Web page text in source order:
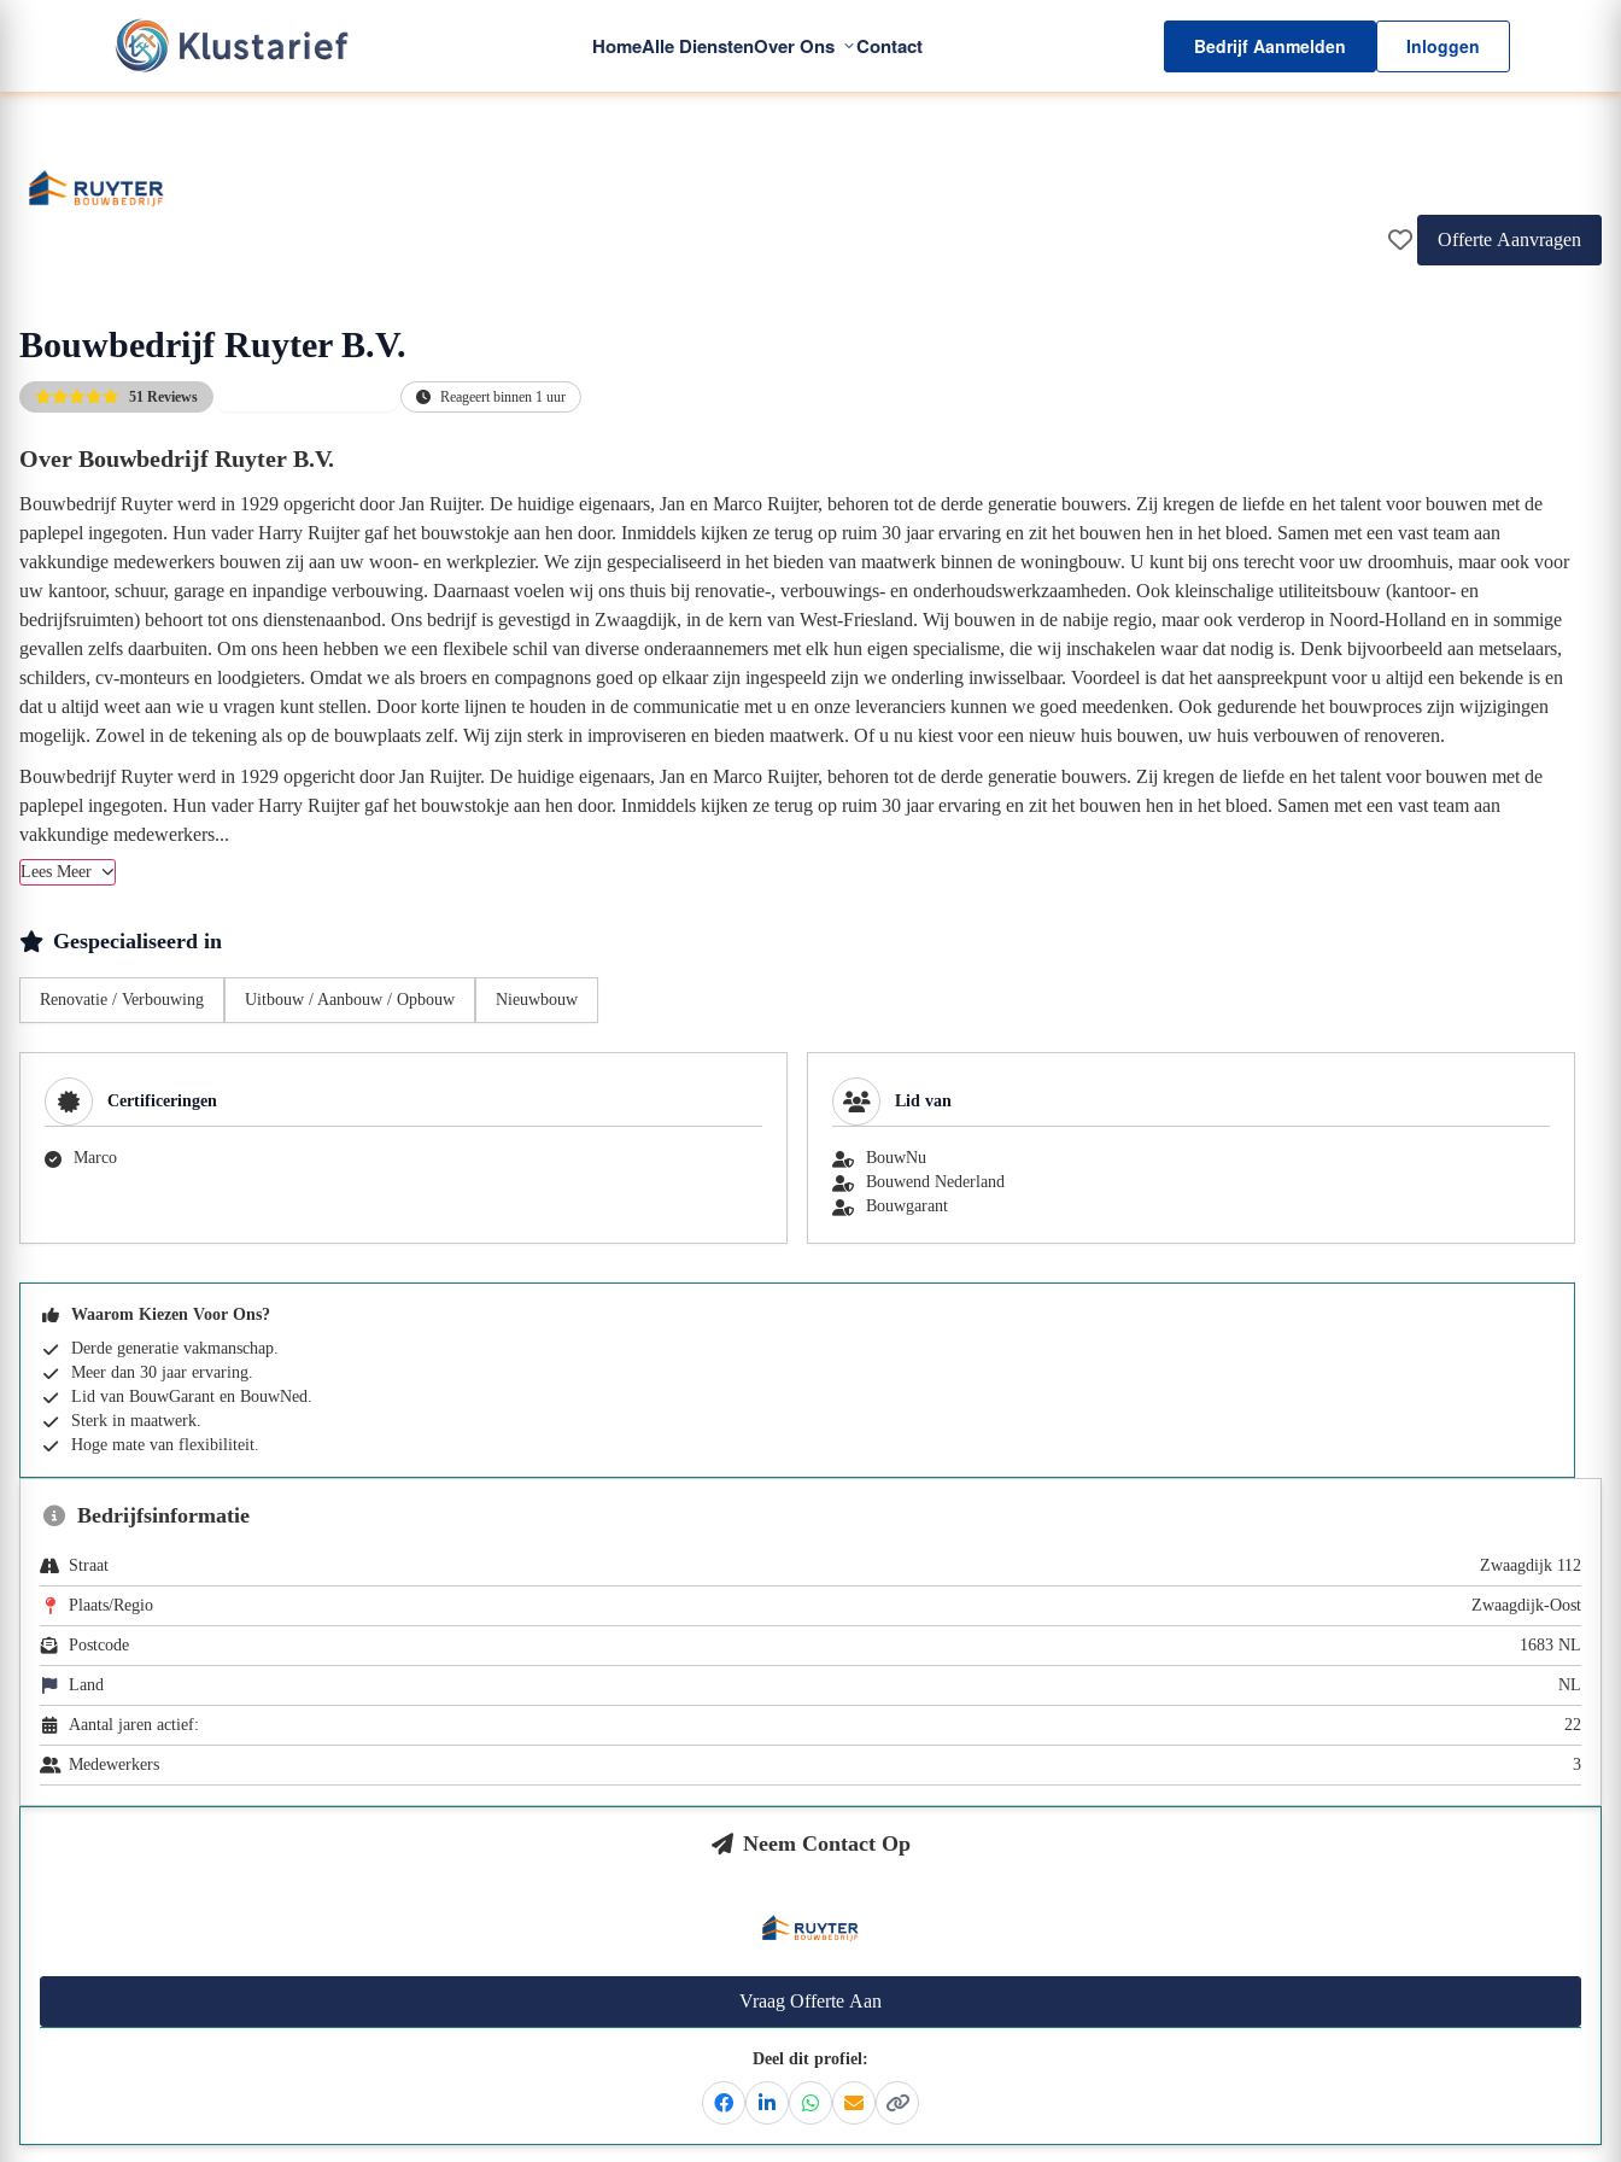
HomeAlle DienstenOver Ons Contact Bedrijf Aanmelden Inloggen
Offerte Aanvragen
Bouwbedrijf Ruyter B.V.
51 Reviews Reageert binnen 1 uur
Over Bouwbedrijf Ruyter B.V.
Bouwbedrijf Ruyter werd in 1929 opgericht door Jan Ruijter. De huidige eigenaars, Jan en Marco Ruijter, behoren tot de derde generatie bouwers. Zij kregen de liefde en het talent voor bouwen met de
paplepel ingegoten. Hun vader Harry Ruijter gaf het bouwstokje aan hen door. Inmiddels kijken ze terug op ruim 30 jaar ervaring en zit het bouwen hen in het bloed. Samen met een vast team aan
vakkundige medewerkers bouwen zij aan uw woon- en werkplezier. We zijn gespecialiseerd in het bieden van maatwerk binnen de woningbouw. U kunt bij ons terecht voor uw droomhuis, maar ook voor
uw kantoor, schuur, garage en inpandige verbouwing. Daarnaast voelen wij ons thuis bij renovatie-, verbouwings- en onderhoudswerkzaamheden. Ook kleinschalige utiliteitsbouw (kantoor- en
bedrijfsruimten) behoort tot ons dienstenaanbod. Ons bedrijf is gevestigd in Zwaagdijk, in de kern van West-Friesland. Wij bouwen in de nabije regio, maar ook verderop in Noord-Holland en in sommige
gevallen zelfs daarbuiten. Om ons heen hebben we een flexibele schil van diverse onderaannemers met elk hun eigen specialisme, die wij inschakelen waar dat nodig is. Denk bijvoorbeeld aan metselaars,
schilders, cv-monteurs en loodgieters. Omdat we als broers en compagnons goed op elkaar zijn ingespeeld zijn we onderling inwisselbaar. Voordeel is dat het aanspreekpunt voor u altijd een bekende is en
dat u altijd weet aan wie u vragen kunt stellen. Door korte lijnen te houden in de communicatie met u en onze leveranciers kunnen we goed meedenken. Ook gedurende het bouwproces zijn wijzigingen
mogelijk. Zowel in de tekening als op de bouwplaats zelf. Wij zijn sterk in improviseren en bieden maatwerk. Of u nu kiest voor een nieuw huis bouwen, uw huis verbouwen of renoveren.
Bouwbedrijf Ruyter werd in 1929 opgericht door Jan Ruijter. De huidige eigenaars, Jan en Marco Ruijter, behoren tot de derde generatie bouwers. Zij kregen de liefde en het talent voor bouwen met de
paplepel ingegoten. Hun vader Harry Ruijter gaf het bouwstokje aan hen door. Inmiddels kijken ze terug op ruim 30 jaar ervaring en zit het bouwen hen in het bloed. Samen met een vast team aan
vakkundige medewerkers...
Lees Meer
Gespecialiseerd in
Renovatie / Verbouwing Uitbouw / Aanbouw / Opbouw Nieuwbouw
Certificeringen
Marco
Lid van
BouwNu
Bouwend Nederland
Bouwgarant
Waarom Kiezen Voor Ons?
Derde generatie vakmanschap.
Meer dan 30 jaar ervaring.
Lid van BouwGarant en BouwNed.
Sterk in maatwerk.
Hoge mate van flexibiliteit.
Bedrijfsinformatie
Straat Zwaagdijk 112
Plaats/Regio Zwaagdijk-Oost
Postcode 1683 NL
Land NL
Aantal jaren actief: 22
Medewerkers 3
Neem Contact Op
Vraag Offerte Aan
Deel dit profiel:
FacebookLinkedinWhatsapp
EmailKopieer link